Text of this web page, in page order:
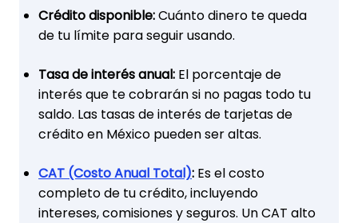
Crédito disponible:Cuánto dinero te queda
de tu límite para seguir usando.
Tasa de interés anual: El porcentaje de
interés que te cobrarán si no pagas todo tu
saldo. Las tasas de interés de tarjetas de
crédito en México pueden ser altas.
CAT (Costo Anual Total): Es el costo
completo de tu crédito, incluyendo
intereses, comisiones y seguros. Un CAT alto